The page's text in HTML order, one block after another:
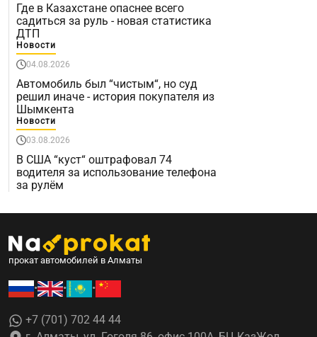
Где в Казахстане опаснее всего
садиться за руль - новая статистика
ДТП
Новости
04.08.2026
Автомобиль был “чистым“, но суд
решил иначе - история покупателя из
Шымкента
Новости
03.08.2026
В США “куст“ оштрафовал 74
водителя за использование телефона
за рулём
прокат автомобилей в Алматы
• • •
+7 (701) 702 44 44